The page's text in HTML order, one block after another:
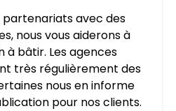
avec des
nous vous aiderons à
bâtir. Les agences
très régulièrement des
nous en informe
pour nos clients.